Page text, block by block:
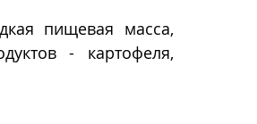
пищевая масса,
- карто­феля,